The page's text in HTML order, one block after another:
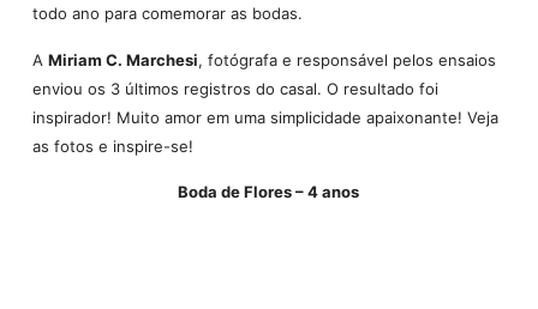
todo ano para comemorar as bodas.
A Miriam C. Marchesi, fotógrafa e responsável pelos ensaios
enviou os 3 últimos registros do casal. O resultado foi
inspirador! Muito amor em uma simplicidade apaixonante! Veja
as fotos e inspire-se!
Boda de Flores – 4 anos